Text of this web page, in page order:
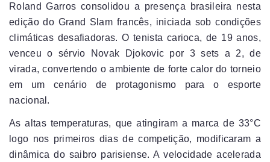
Roland Garros consolidou a presença brasileira nesta
edição do Grand Slam francês, iniciada sob condições
climáticas desafiadoras. O tenista carioca, de 19 anos,
venceu o sérvio Novak Djokovic por 3 sets a 2, de
virada, convertendo o ambiente de forte calor do torneio
em um cenário de protagonismo para o esporte
nacional.
As altas temperaturas, que atingiram a marca de 33°C
logo nos primeiros dias de competição, modificaram a
dinâmica do saibro parisiense. A velocidade acelerada